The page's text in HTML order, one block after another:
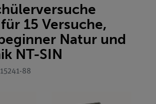
15 Versuche,
Natur und
NT-SIN
88